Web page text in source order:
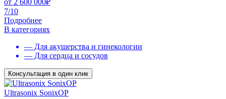
от 2 600 000₽
7/10
Подробнее
В категориях
— Для акушерства и гинекологии
— Для сердца и сосудов
Консультация в один клик
Ultrasonix SonixOP